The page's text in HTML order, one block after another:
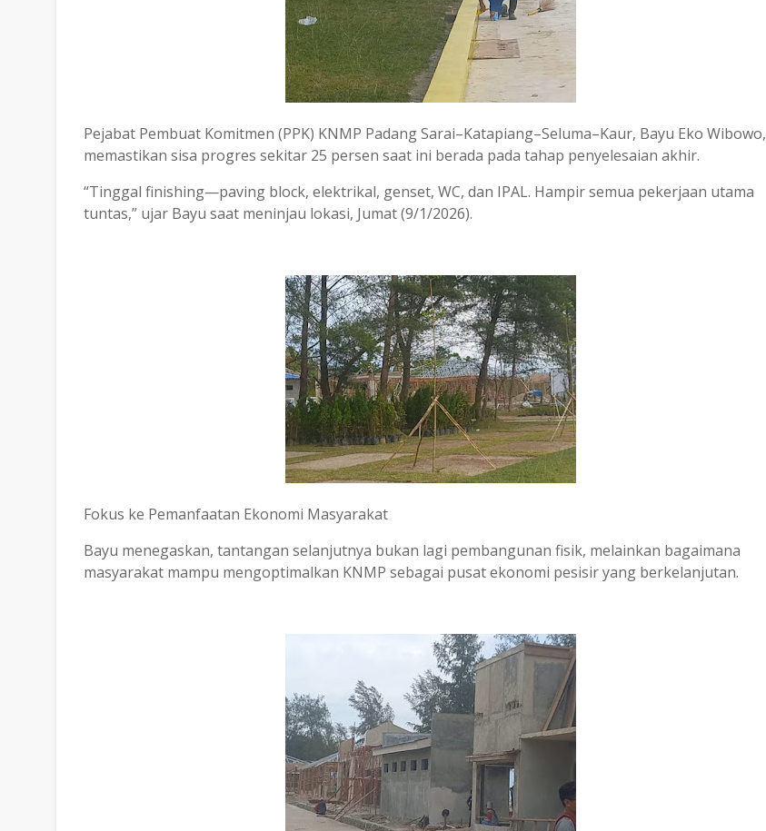
Pejabat Pembuat Komitmen (PPK) KNMP Padang Sarai–Katapiang–Seluma–Kaur, Bayu Eko Wibowo,
memastikan sisa progres sekitar 25 persen saat ini berada pada tahap penyelesaian akhir.
“Tinggal finishing—paving block, elektrikal, genset, WC, dan IPAL. Hampir semua pekerjaan utama
tuntas,” ujar Bayu saat meninjau lokasi, Jumat (9/1/2026).
Fokus ke Pemanfaatan Ekonomi Masyarakat
Bayu menegaskan, tantangan selanjutnya bukan lagi pembangunan fisik, melainkan bagaimana
masyarakat mampu mengoptimalkan KNMP sebagai pusat ekonomi pesisir yang berkelanjutan.